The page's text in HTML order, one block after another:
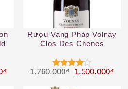
1.749.000₫.
₫ Giá hiện tại là: 1.590.000₫.
Rượu Vang Pháp Volnay
Clos Des Chenes
Được
1.760.000₫ Giá gốc là:
1.500.000₫